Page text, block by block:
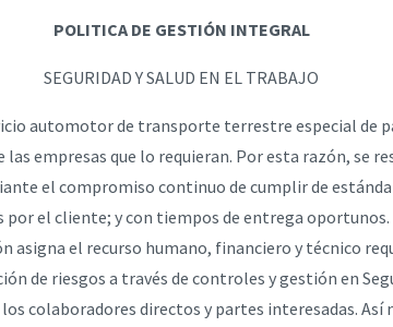
POLITICA DE GESTIÓN INTEGRAL
SEGURIDAD Y SALUD EN EL TRABAJO
automotor de transporte terrestre especial
empresas que lo requieran. Por esta razón, se
el compromiso continuo de cumplir de
por el cliente; y con tiempos de entrega
asigna el recurso humano, financiero y técnico
de riesgos a través de controles y gestión en
colaboradores directos y partes interesadas.